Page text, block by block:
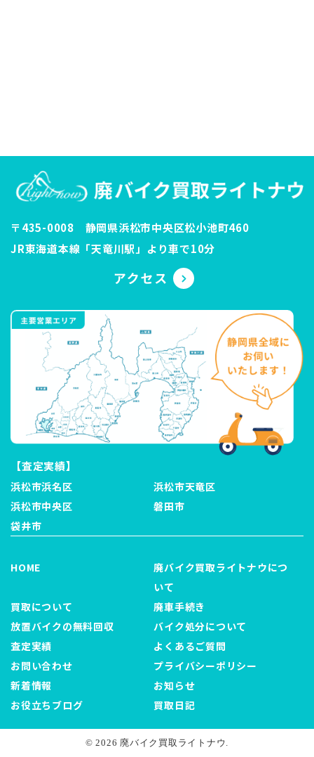
〒435-0008 静岡県浜松市中央区松小池町460
JR東海道本線「天竜川駅」より車で10分
【査定実績】
浜松市浜名区
浜松市天竜区
浜松市中央区
磐田市
袋井市
HOME
廃バイク買取ライトナウにつ
いて
買取について
廃車手続き
放置バイクの無料回収
バイク処分について
査定実績
よくあるご質問
お問い合わせ
プライバシーポリシー
新着情報
お知らせ
お役立ちブログ
買取日記
© 2026 廃バイク買取ライトナウ.